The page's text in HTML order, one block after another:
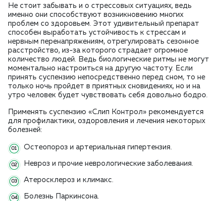
Не стоит забывать и о стрессовых ситуациях, ведь
именно они способствуют возникновению многих
проблем со здоровьем. Этот удивительный препарат
способен выработать устойчивость к стрессам и
нервным перенапряжениям, отрегулировать сезонное
расстройство, из-за которого страдает огромное
количество людей. Ведь биологические ритмы не могут
моментально настроиться на другую частоту. Если
принять суспензию непосредственно перед сном, то не
только ночь пройдет в приятных сновидениях, но и на
утро человек будет чувствовать себя довольно бодро.
Применять суспензию «Слип Контрол» рекомендуется
для профилактики, оздоровления и лечения некоторых
болезней:
Остеопороз и артериальная гипертензия.
Невроз и прочие неврологические заболевания.
Атеросклероз и климакс.
Болезнь Паркинсона.